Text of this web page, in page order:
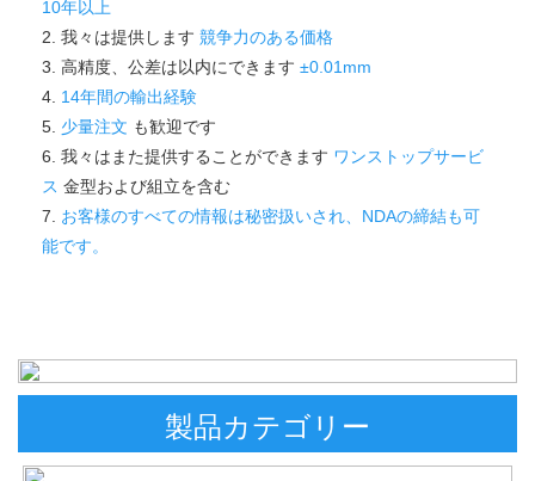
10年以上
2. 我々は提供します 競争力のある価格
3. 高精度、公差は以内にできます ±0.01mm
4. 14年間の輸出経験
5. 少量注文 も歓迎です
6. 我々はまた提供することができます ワンストップサービ
ス 金型および組立を含む
7. お客様のすべての情報は秘密扱いされ、NDAの締結も可
能です。
製品カテゴリー